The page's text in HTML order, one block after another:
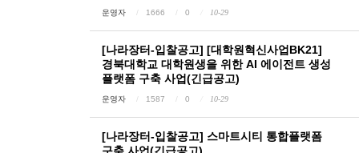
운영자 1666 0 10-29
[나라장터-입찰공고] [대학원혁신사업BK21]
경북대학교 대학원생을 위한 AI 에이전트 생성
플랫폼 구축 사업(긴급공고)
운영자 1587 0 10-29
[나라장터-입찰공고] 스마트시티 통합플랫폼
구축 사업(긴급공고)